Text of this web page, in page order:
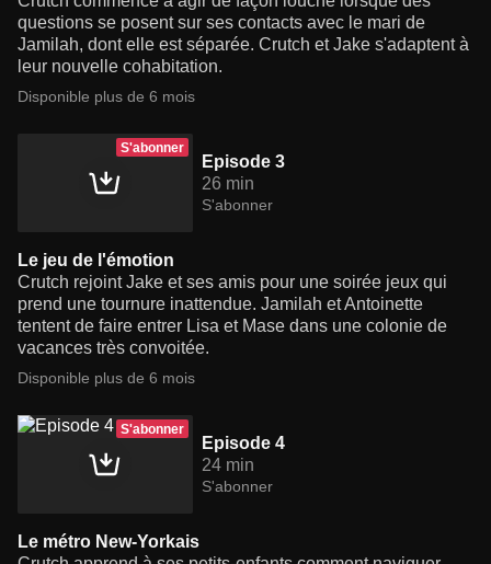
questions se posent sur ses contacts avec le mari de
Jamilah, dont elle est séparée. Crutch et Jake s'adaptent à
leur nouvelle cohabitation.
Disponible plus de 6 mois
S'abonner
Episode 3
26 min
S'abonner
Le jeu de l'émotion
Crutch rejoint Jake et ses amis pour une soirée jeux qui
prend une tournure inattendue. Jamilah et Antoinette
tentent de faire entrer Lisa et Mase dans une colonie de
vacances très convoitée.
Disponible plus de 6 mois
S'abonner
Episode 4
24 min
S'abonner
Le métro New-Yorkais